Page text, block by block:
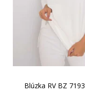
Blúzka RV BZ